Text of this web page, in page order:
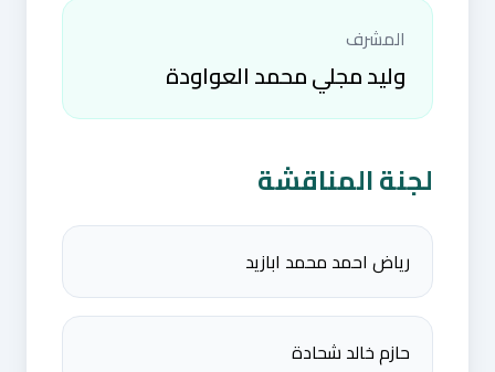
المشرف
وليد مجلي محمد العواودة
لجنة المناقشة
رياض احمد محمد ابازيد
حازم خالد شحادة